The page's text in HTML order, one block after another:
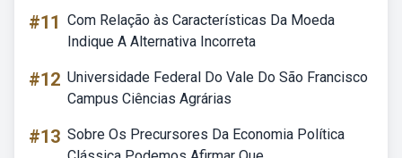
#11 Com Relação às Características Da Moeda
Indique A Alternativa Incorreta
#12 Universidade Federal Do Vale Do São Francisco
Campus Ciências Agrárias
#13 Sobre Os Precursores Da Economia Política